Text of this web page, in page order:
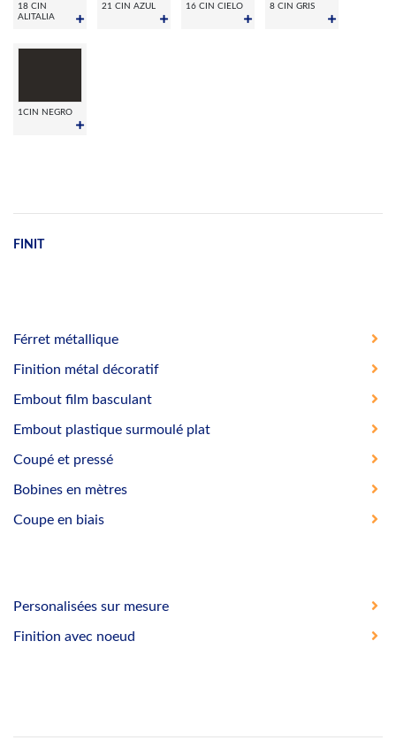
18 CIN
ALITALIA
21 CIN AZUL 16 CIN CIELO 8 CIN GRIS
1CIN NEGRO
FINIT
Férret métallique
Finition métal décoratif
Embout film basculant
Embout plastique surmoulé plat
Coupé et pressé
Bobines en mètres
Coupe en biais
Personalisées sur mesure
Finition avec noeud